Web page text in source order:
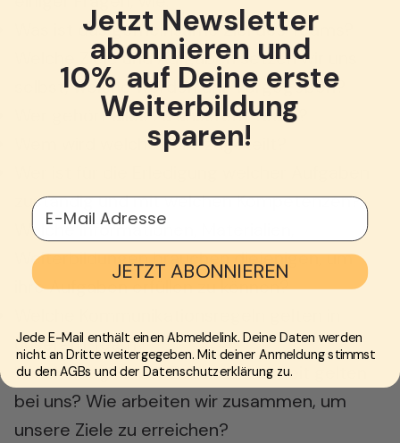
Was ist das gemeinsame Ziel des Teams?
Welche Ziele und Aufgaben setzen wir uns
selbst, welche werden uns vorgegeben?
Wer gehört alles zu unserem Team?
Wem wird welche Rolle zugeteilt?
zuständig und mit welchen Kompetenzen?
Welche Informationen, Materialien,
Weiterbildungen brauchen diejenigen, um
ihre Aufgaben erfüllen zu können?
unserem Team?
Welche Regeln der Zusammenarbeit gelten
bei uns? Wie arbeiten wir zusammen, um
unsere Ziele zu erreichen?
Jetzt Newsletter
abonnieren und
10% auf Deine erste
Weiterbildung
sparen!
E-Mail Adresse
JETZT ABONNIEREN
Jede E-Mail enthält einen Abmeldelink. Deine Daten werden
nicht an Dritte weitergegeben. Mit deiner Anmeldung stimmst
du den AGBs und der Datenschutzerklärung zu.